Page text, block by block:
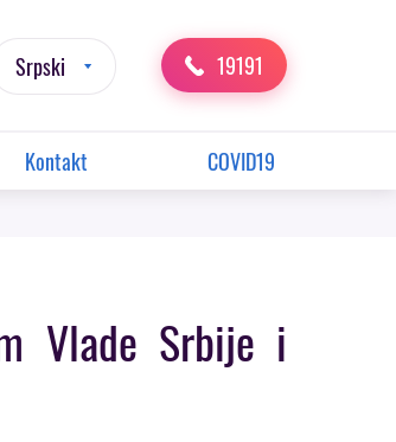
Srpski 19191
Kontakt COVID19
Vlade Srbije i